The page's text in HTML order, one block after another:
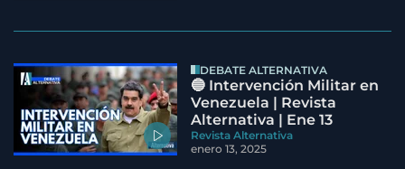
DEBATE ALTERNATIVA
🔵 Intervención Militar en
Venezuela | Revista
Alternativa | Ene 13
Revista Alternativa
enero 13, 2025